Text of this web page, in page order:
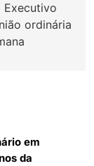
Executivo
ordinária
em
da